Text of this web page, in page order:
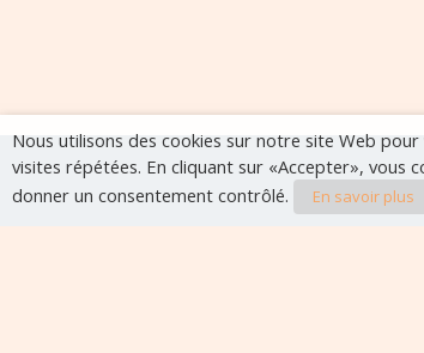
Nous utilisons des cookies sur notre site Web
visites répétées. En cliquant sur «Accepter», vous
donner un consentement contrôlé.
En savoir plus